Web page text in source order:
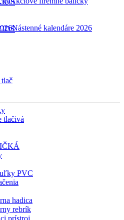
tlačivá
Nástenné kalendáre 2026
PVC
hadica
rebrík
prístroj